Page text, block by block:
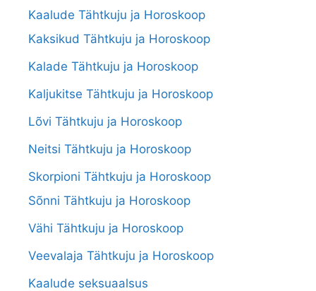
Kaalude Tähtkuju ja Horoskoop
Kaksikud Tähtkuju ja Horoskoop
Kalade Tähtkuju ja Horoskoop
Kaljukitse Tähtkuju ja Horoskoop
Lõvi Tähtkuju ja Horoskoop
Neitsi Tähtkuju ja Horoskoop
Skorpioni Tähtkuju ja Horoskoop
Sõnni Tähtkuju ja Horoskoop
Vähi Tähtkuju ja Horoskoop
Veevalaja Tähtkuju ja Horoskoop
Kaalude seksuaalsus